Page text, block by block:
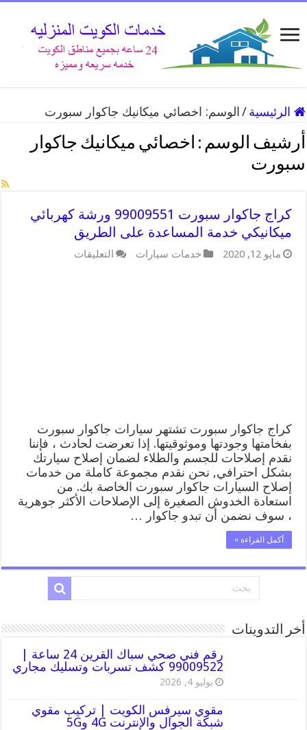
الرئيسية / الوسم: اخصائي ميكانيك جاكوار سبورت
أرشيف الوسم : اخصائي ميكانيك جاكوار
سبورت
كراج جاكوار سبورت 99009551 ورشة كهربائي
ميكانيكي خدمة المساعدة على الطريق
مايو 12, 2020 خدمات سيارات التعليقات
كراج جاكوار سبورت تشتهر سيارات جاكوار سبورت
بفخامتها وجودتها وموثوقيتها. إذا تعرضت لحادث ، فإننا
نقدم إصلاحات للجسم والطلاء لضمان إصلاح سيارتك
بشكل احترافي, نحن نقدم مجموعة كاملة من خدمات
إصلاح السيارات جاكوار سبورت الخاصة بك. من
استعادة الخدوش الصغيرة إلى الإصلاحات الأكثر جوهرية
، سوف نضمن أن تبدو جاكوار …
أكمل القراءة »
أخر التدوينات
رقم فني صحي سباك القرين 24 ساعة |
99009522 كشف تسربات وتسليك مجاري
يوليو 4, 2026
مقوي سيرفس الكويت | تركيب مقوي
شبكة الجوال والإنترنت 4G و5G